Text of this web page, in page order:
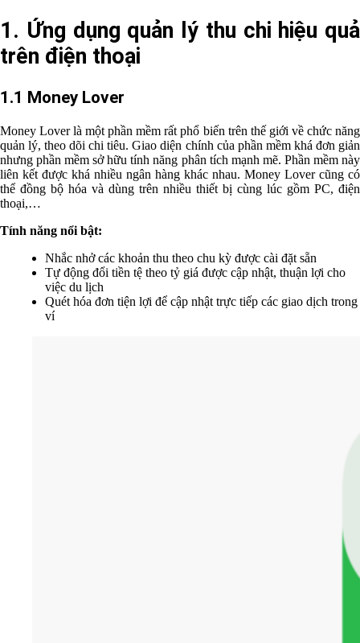
1. Ứng dụng quản lý thu chi hiệu quả
trên điện thoại
1.1 Money Lover
Money Lover là một phần mềm rất phổ biến trên thế giới về chức năng
quản lý, theo dõi chi tiêu. Giao diện chính của phần mềm khá đơn giản
nhưng phần mềm sở hữu tính năng phân tích mạnh mẽ. Phần mềm này
liên kết được khá nhiều ngân hàng khác nhau. Money Lover cũng có
thể đồng bộ hóa và dùng trên nhiều thiết bị cùng lúc gồm PC, điện
thoại,…
Tính năng nổi bật:
Nhắc nhở các khoản thu theo chu kỳ được cài đặt sẵn
Tự động đổi tiền tệ theo tỷ giá được cập nhật, thuận lợi cho
việc du lịch
Quét hóa đơn tiện lợi để cập nhật trực tiếp các giao dịch trong
ví